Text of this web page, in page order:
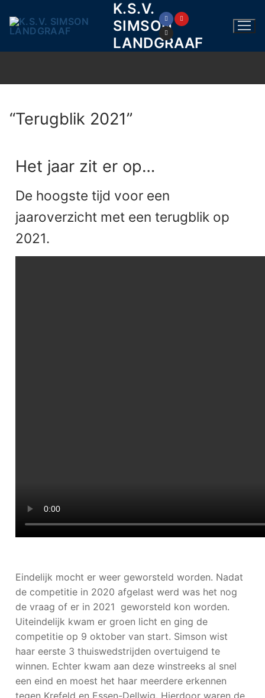
K.S.V.
SIMSON
LANDGRAAF
“Terugblik 2021”
Het jaar zit er op…
De hoogste tijd voor een
jaaroverzicht met een terugblik op
2021.
Eindelijk mocht er weer geworsteld worden. Nadat
de competitie in 2020 afgelast werd was het nog
de vraag of er in 2021 geworsteld kon worden.
Uiteindelijk kwam er groen licht en ging de
competitie op 9 oktober van start. Simson wist
haar eerste 3 thuiswedstrijden overtuigend te
winnen. Echter kwam aan deze winstreeks al snel
een eind en moest het haar meerdere erkennen
tegen Krefeld en Essen-Dellwig. Hierdoor waren de